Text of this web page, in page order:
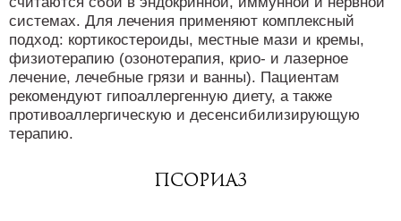
системах. Для лечения применяют комплексный
подход: кортикостероиды, местные мази и кремы,
физиотерапию (озонотерапия, крио- и лазерное
лечение, лечебные грязи и ванны). Пациентам
рекомендуют гипоаллергенную диету, а также
противоаллергическую и десенсибилизирующую
терапию.
Псориаз